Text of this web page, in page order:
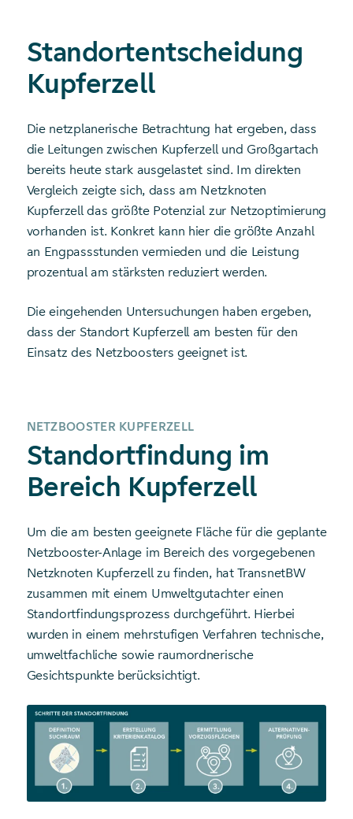
Standortentscheidung
Kupferzell
Die netzplanerische Betrachtung hat ergeben, dass
die Leitungen zwischen Kupferzell und Großgartach
bereits heute stark ausgelastet sind. Im direkten
Vergleich zeigte sich, dass am Netzknoten
Kupferzell das größte Potenzial zur Netzoptimierung
vorhanden ist. Konkret kann hier die größte Anzahl
an Engpassstunden vermieden und die Leistung
prozentual am stärksten reduziert werden.
Die eingehenden Untersuchungen haben ergeben,
dass der Standort Kupferzell am besten für den
Einsatz des Netzboosters geeignet ist.
NETZBOOSTER KUPFERZELL
Standortfindung im
Bereich Kupferzell
Um die am besten geeignete Fläche für die geplante
Netzbooster-Anlage im Bereich des vorgegebenen
Netzknoten Kupferzell zu finden, hat TransnetBW
zusammen mit einem Umweltgutachter einen
Standortfindungsprozess durchgeführt. Hierbei
wurden in einem mehrstufigen Verfahren technische,
umweltfachliche sowie raumordnerische
Gesichtspunkte berücksichtigt.